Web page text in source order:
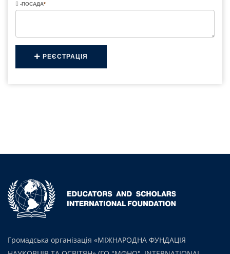
-ПОСАДА*
РЕЄСТРАЦІЯ
Громадська організація «МІЖНАРОДНА ФУНДАЦІЯ